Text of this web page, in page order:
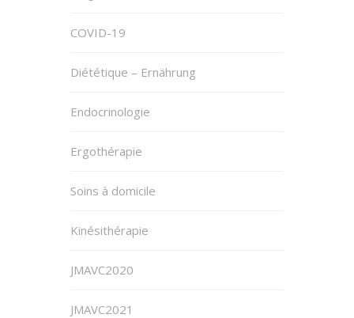
COVID-19
Diététique – Ernährung
Endocrinologie
Ergothérapie
Soins à domicile
Kinésithérapie
JMAVC2020
JMAVC2021